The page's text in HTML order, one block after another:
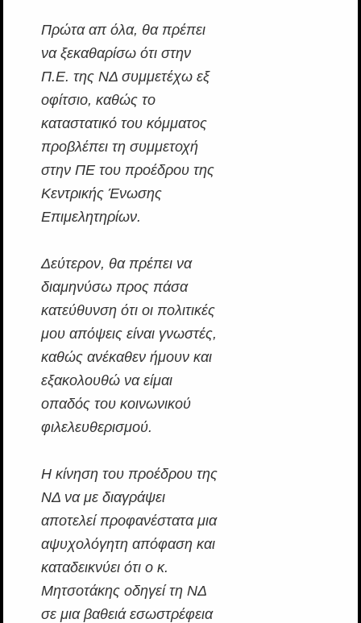
Πρώτα απ όλα, θα πρέπει
να ξεκαθαρίσω ότι στην
Π.Ε. της ΝΔ συμμετέχω εξ
οφίτσιο, καθώς το
καταστατικό του κόμματος
προβλέπει τη συμμετοχή
στην ΠΕ του προέδρου της
Κεντρικής Ένωσης
Επιμελητηρίων.
Δεύτερον, θα πρέπει να
διαμηνύσω προς πάσα
κατεύθυνση ότι οι πολιτικές
μου απόψεις είναι γνωστές,
καθώς ανέκαθεν ήμουν και
εξακολουθώ να είμαι
οπαδός του κοινωνικού
φιλελευθερισμού.
Η κίνηση του προέδρου της
ΝΔ να με διαγράψει
αποτελεί προφανέστατα μια
αψυχολόγητη απόφαση και
καταδεικνύει ότι ο κ.
Μητσοτάκης οδηγεί τη ΝΔ
σε μια βαθειά εσωστρέφεια